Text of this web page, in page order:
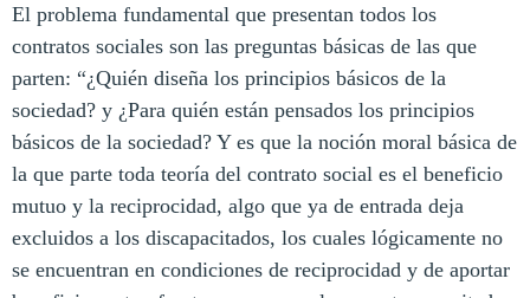
El problema fundamental que presentan todos los
contratos sociales son las preguntas básicas de las que
parten: “¿Quién diseña los principios básicos de la
sociedad? y ¿Para quién están pensados los principios
básicos de la sociedad? Y es que la noción moral básica de
la que parte toda teoría del contrato social es el beneficio
mutuo y la reciprocidad, algo que ya de entrada deja
excluidos a los discapacitados, los cuales lógicamente no
se encuentran en condiciones de reciprocidad y de aportar